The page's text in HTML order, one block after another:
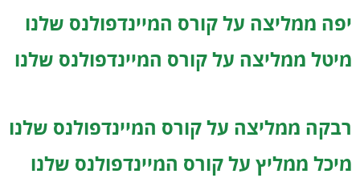
יפה ממליצה על קורס המיינדפולנס שלנו
מיטל ממליצה על קורס המיינדפולנס שלנו
רבקה ממליצה על קורס המיינדפולנס שלנו
מיכל ממליץ על קורס המיינדפולנס שלנו